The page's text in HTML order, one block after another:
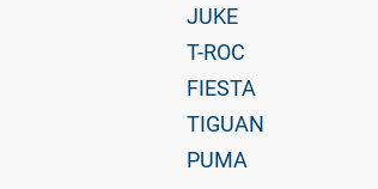
JUKE
T-ROC
FIESTA
TIGUAN
PUMA